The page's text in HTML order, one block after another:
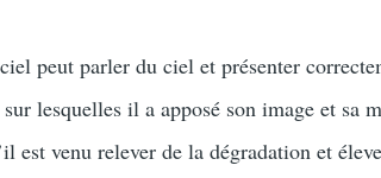
peut parler du ciel et présenter
lesquelles il a apposé son image et sa
est venu relever de la dégradation et